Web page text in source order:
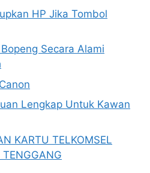
HP Jika Tombol
Secara Alami
Lengkap Untuk Kawan
KARTU TELKOMSEL